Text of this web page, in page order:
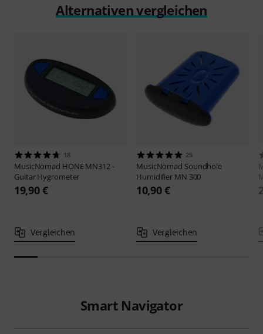
Alternativen vergleichen
18
MusicNomad HONE MN312 -
Guitar Hygrometer
19,90 €
Vergleichen
25
MusicNomad Soundhole
Humidifier MN 300
10,90 €
Vergleichen
Smart Navigator